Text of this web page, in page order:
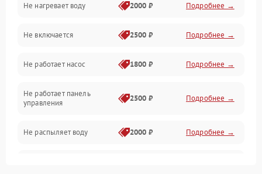
Датчики
Нагрев
Вода
Гигиена
Программное обеспечение
Не нагревает воду 2000 ₽ Подробнее →
Не включается 2500 ₽ Подробнее →
Не работает насос 1800 ₽ Подробнее →
Не работает панель
управления
2500 ₽ Подробнее →
Не распыляет воду 2000 ₽ Подробнее →